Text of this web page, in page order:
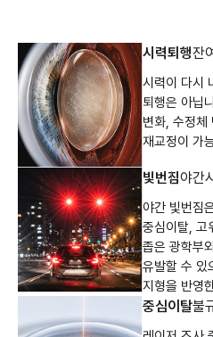
시력퇴행잔
시력이 다시
퇴행은 아닙
변화, 수정체
재교정이 가
빛번짐야간
야간 빛번짐
중심이탈, 고
좁은 광학부
유발할 수 있
지형을 반영
중심이탈불